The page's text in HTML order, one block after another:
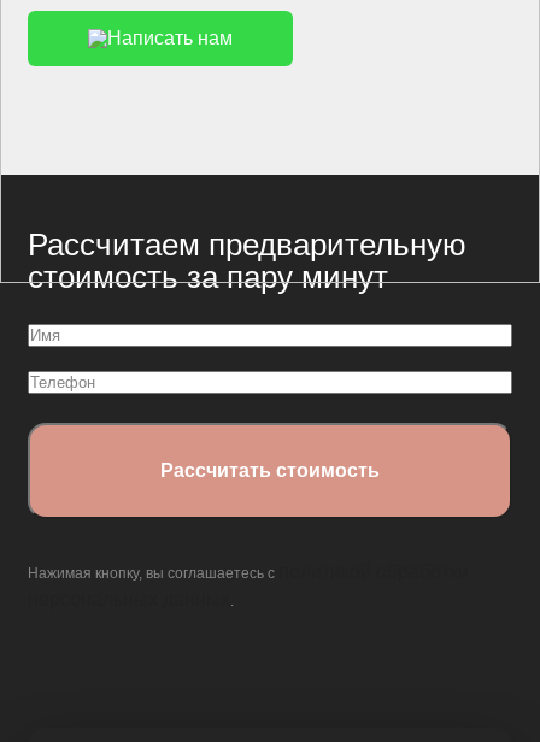
Написать нам
Рассчитаем предварительную
стоимость за пару минут
Имя
Телефон
Нажимая кнопку, вы соглашаетесь с
.